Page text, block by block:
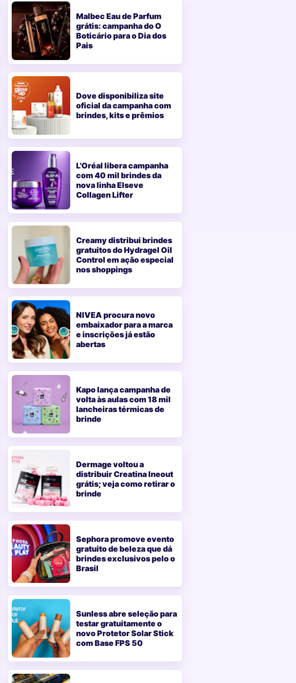
Malbec Eau de Parfum
grátis: campanha do O
Boticário para o Dia dos
Pais
Dove disponibiliza site
oficial da campanha com
brindes, kits e prêmios
L'Oréal libera campanha
com 40 mil brindes da
nova linha Elseve
Collagen Lifter
Creamy distribui brindes
gratuitos do Hydragel Oil
Control em ação especial
nos shoppings
NIVEA procura novo
embaixador para a marca
e inscrições já estão
abertas
Kapo lança campanha de
volta às aulas com 18 mil
lancheiras térmicas de
brinde
Dermage voltou a
distribuir Creatina Ineout
grátis; veja como retirar o
brinde
Sephora promove evento
gratuito de beleza que dá
brindes exclusivos pelo o
Brasil
Sunless abre seleção para
testar gratuitamente o
novo Protetor Solar Stick
com Base FPS 50